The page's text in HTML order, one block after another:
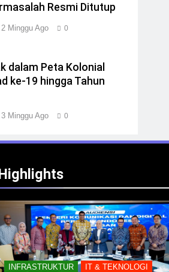
Resmi Ditutup
2 Minggu Ago 0
dalam Peta Kolonial
ke-19 hingga Tahun
3 Minggu Ago 0
INFRASTRUKTUR IT & TEKNOLOGI